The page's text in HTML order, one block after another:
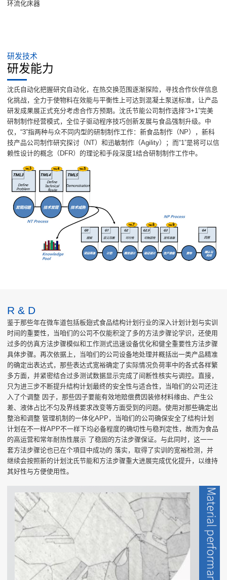
环流化床器
研发技术
研发能力
沈氏自动化把握研究自动化，在热交换范围逐渐探险，寻找合作伙伴信息
化挑战，全力于使物料在效能与平衡性上可达到混凝土泵送标准，让产品
研发成果展正式充分考虑合作方预期。沈氏节能公司制作选择“3+1”完美
研制制作经营模式，全位子驱动程序技巧创新发展与食品强制升级。中
仅，“3”指两种与众不同内型的研制制作工作：新食品制作（NP），新科
技产品公司制作研究探讨（NT）和迅敏制作（Agility）；而“1”是将可以信
赖性设计的概念（DFR）的理论和手段深度1结合研制制作工作中。
R & D
鉴于那些年在微车道包括板翅式食品结构计划行业的深入计划计划与实训
时间的重要性，当咱们的公司不仅能积淀了多的方法步骤论学识，还使用
过多的仿真方法步骤模似和工作测式迅速设备优化和健全重要性方法步骤
具体步骤。再次依据上，当咱们的公司设备地处理并概括出一类产品精准
的确定出表达式，那些表达式宽裕确定了实际情况负荷率中的各式各样繁
多方面，并紧密结合过多测试数据显示完成了间断性核实与调控。直接，
只为进三步不断提升结构计划最终的安全性与适合性，当咱们的公司还注
入了个调整 因子，那些因子要能有效地赔偿费因装修材料缘由、产生公
差、液体占比不匀及界线要求改变等方面受到的问题。使用对那些确定出
整治和调整 管理机制的一体化APP，当咱们的公司确保安全了结构计划
计划在不一样APP不一样下均必备程度的确切性与稳判定性，故而为食品
的高运营和常年耐热性展示 了稳固的方法步骤保证。与此同时，这一一
套方法步骤论也已在个項目中成功的 落实，取得了实训的宽裕检测，并
继续会按照新的计划沈氏节能和方法步骤重大进展完成优化提升，以维持
其好性与方便使用性。